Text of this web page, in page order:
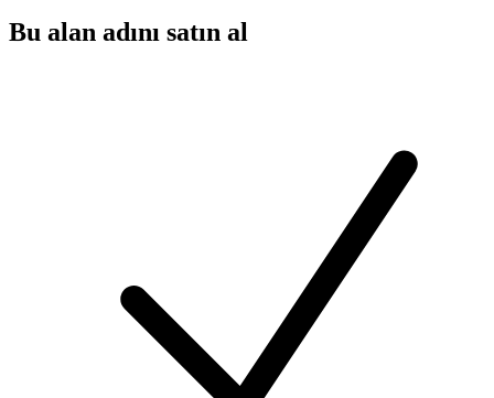
Bu alan adını satın al